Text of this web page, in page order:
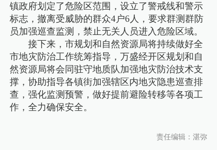
镇政府划定了危险区范围，设立了警戒线和警示
标志，撤离受威胁的群众4户6人，要求群测群防
员加强巡查监测，禁止无关人员进入危险区域。
接下来，市规划和自然资源局将持续做好全
市地灾防治工作统筹指导，万盛经开区规划和自
然资源局将会同驻守地质队加强地灾防治技术支
撑，协助指导各镇街加强辖区内地灾隐患巡查排
查，强化监测预警，做好提前避险转移等各项工
作，全力确保安全。
责任编辑：湛弥